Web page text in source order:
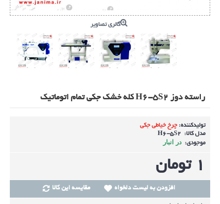
گالری تصاویر
راسته دوز H6-5S2 کله خشک جکی تمام اتوماتیک
تولیدکننده: چرخ خیاطی جکی
مدل کالا:
H6-5S2
موجودی: در انبار
1 تومان
افزودن به لیست دلخواه مقایسه این کالا